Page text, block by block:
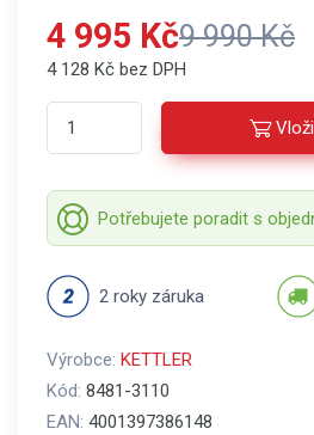
4 995 Kč9 990 Kč
4 128 Kč bez DPH
Potřebujete poradit s
2 roky záruka
Výrobce: KETTLER
Kód: 8481-3110
EAN: 4001397386148